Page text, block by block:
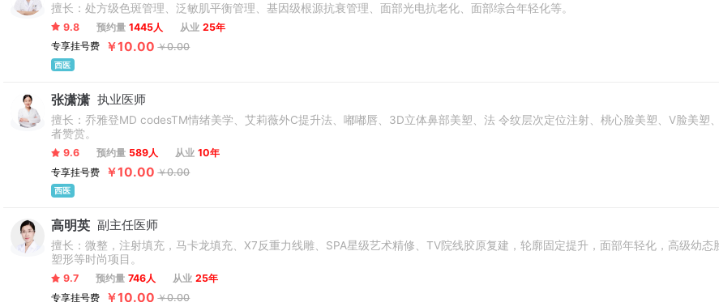
擅长：处方级色斑管理、泛敏肌平衡管理、基因级根源抗衰管理、面部光电抗老化、面部综合年轻化等。
9.8 预约量 1445人 从业 25年
专享挂号费
￥10.00 ￥0.00
西医
张潇潇 执业医师
擅长：乔雅登MD codesTM情绪美学、艾莉薇外C提升法、嘟嘟唇、3D立体鼻部美塑、法 令纹层次定位注射、桃心脸美塑、V脸美
者赞赏。
9.6 预约量 589人 从业 10年
专享挂号费
￥10.00 ￥0.00
西医
高明英 副主任医师
擅长：微整，注射填充，马卡龙填充、X7反重力线雕、SPA星级艺术精修、TV院线胶原复建，轮廓固定提升，面部年轻化，高级幼
塑形等时尚项目。
9.7 预约量 746人 从业 25年
专享挂号费
￥10.00 ￥0.00